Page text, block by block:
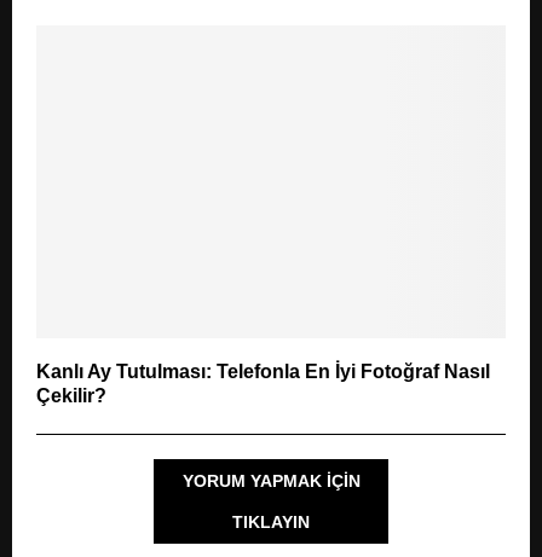
Kanlı Ay Tutulması: Telefonla En İyi Fotoğraf Nasıl
Çekilir?
YORUM YAPMAK IÇIN
TIKLAYIN